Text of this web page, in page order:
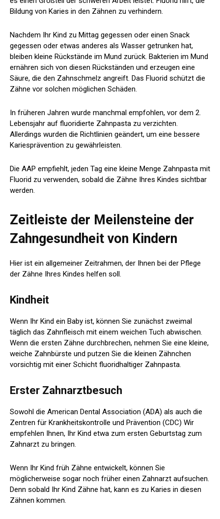
Bildung von Karies in den Zähnen zu verhindern.
Nachdem Ihr Kind zu Mittag gegessen oder einen Snack
gegessen oder etwas anderes als Wasser getrunken hat,
bleiben kleine Rückstände im Mund zurück. Bakterien im Mund
ernähren sich von diesen Rückständen und erzeugen eine
Säure, die den Zahnschmelz angreift. Das Fluorid schützt die
Zähne vor solchen möglichen Schäden.
In früheren Jahren wurde manchmal empfohlen, vor dem 2.
Lebensjahr auf fluoridierte Zahnpasta zu verzichten.
Allerdings wurden die Richtlinien geändert, um eine bessere
Kariesprävention zu gewährleisten.
Die AAP empfiehlt, jeden Tag eine kleine Menge Zahnpasta mit
Fluorid zu verwenden, sobald die Zähne Ihres Kindes sichtbar
werden.
Zeitleiste der Meilensteine ​​der
Zahngesundheit von Kindern
Hier ist ein allgemeiner Zeitrahmen, der Ihnen bei der Pflege
der Zähne Ihres Kindes helfen soll.
Kindheit
Wenn Ihr Kind ein Baby ist, können Sie zunächst zweimal
täglich das Zahnfleisch mit einem weichen Tuch abwischen.
Wenn die ersten Zähne durchbrechen, nehmen Sie eine kleine,
weiche Zahnbürste und putzen Sie die kleinen Zähnchen
vorsichtig mit einer Schicht fluoridhaltiger Zahnpasta.
Erster Zahnarztbesuch
Sowohl die American Dental Association (ADA) als auch die
Zentren für Krankheitskontrolle und Prävention (CDC) Wir
empfehlen Ihnen, Ihr Kind etwa zum ersten Geburtstag zum
Zahnarzt zu bringen.
Wenn Ihr Kind früh Zähne entwickelt, können Sie
möglicherweise sogar noch früher einen Zahnarzt aufsuchen.
Denn sobald Ihr Kind Zähne hat, kann es zu Karies in diesen
Zähnen kommen.